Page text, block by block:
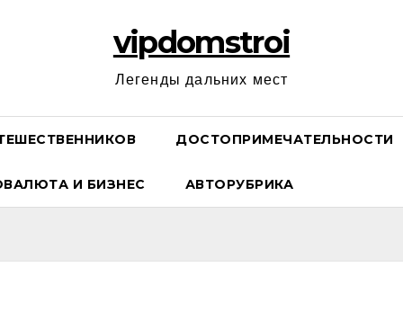
vipdomstroi
Легенды дальних мест
ДОСТОПРИМЕЧАТЕЛЬНОСТИ
И БИЗНЕС АВТОРУБРИКА